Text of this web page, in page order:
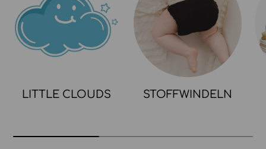
LITTLE CLOUDS STOFFWINDELN